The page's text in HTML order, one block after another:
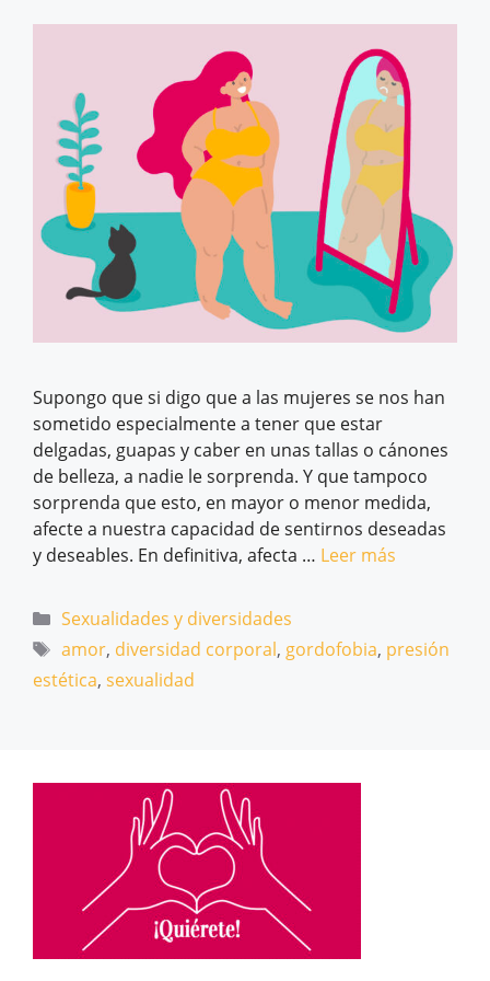
Supongo que si digo que a las mujeres se nos han
sometido especialmente a tener que estar
delgadas, guapas y caber en unas tallas o cánones
de belleza, a nadie le sorprenda. Y que tampoco
sorprenda que esto, en mayor o menor medida,
afecte a nuestra capacidad de sentirnos deseadas
y deseables. En definitiva, afecta … Leer más
Categorías
Sexualidades y diversidades
Etiquetas
amor, diversidad corporal, gordofobia, presión
estética, sexualidad